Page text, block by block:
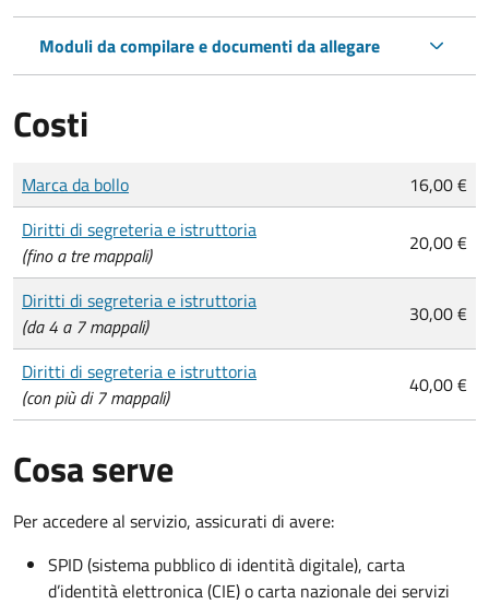
Moduli da compilare e documenti da allegare
Costi
Tipo di pagamento
Importo
Marca da bollo
16,00 €
Diritti di segreteria e istruttoria
(fino a tre mappali)
20,00 €
Diritti di segreteria e istruttoria
(da 4 a 7 mappali)
30,00 €
Diritti di segreteria e istruttoria
(con più di 7 mappali)
40,00 €
Cosa serve
Per accedere al servizio, assicurati di avere:
SPID (sistema pubblico di identità digitale), carta
d’identità elettronica (CIE) o carta nazionale dei servizi